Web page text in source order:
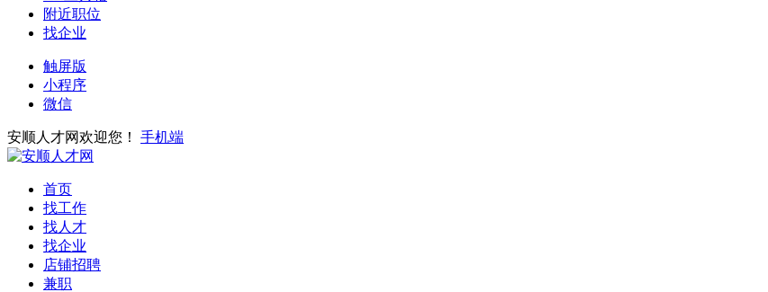
附近职位
找企业
触屏版
小程序
微信
安顺人才网欢迎您！ 手机端
首页
找工作
找人才
找企业
店铺招聘
兼职